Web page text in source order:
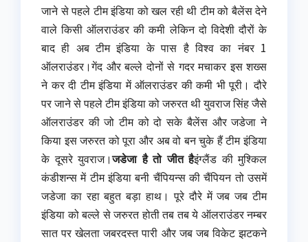
जाने से पहले टीम इंडिया को खल रही थी टीम को बैलेंस देने
वाले किसी ऑलराउंडर की कमी लेकिन दो विदेशी दौरों के
बाद ही अब टीम इंडिया के पास है विश्व का नंबर 1
ऑलराउंडर।गेंद और बल्ले दोनों से गदर मचाकर इस शख्स
ने कर दी टीम इंडिया में ऑलराउंडर की कमी भी पूरी। दौरे
पर जाने से पहले टीम इंडिया को जरुरत थी युवराज सिंह जैसे
ऑलराउंडर की जो टीम को दो सके बैलेंस और जडेजा ने
किया इस जरुरत को पूरा और अब वो बन चुके हैं टीम इंडिया
के दूसरे युवराज।जडेजा है तो जीत हैइंग्लैंड की मुश्किल
कंडीशन्स में टीम इंडिया बनी चैंपियन्स की चैंपियन तो उसमें
जडेजा का रहा बहुत बड़ा हाथ। पूरे दौरे में जब जब टीम
इंडिया को बल्ले से जरुरत होती तब तब ये ऑलराउंडर नम्बर
सात पर खेलता जबरदस्त पारी और जब जब विकेट झटकने